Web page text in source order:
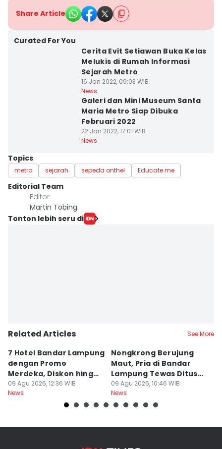
Share Article
Curated For You
Cerita Evit Setiawan Buka Kelas
Melukis di Rumah Informasi
Sejarah Metro
16 Jan 2022, 09:03 WIB
News
Galeri dan Mini Museum Santa
Maria Metro Siap Dibuka
Februari 2022
22 Jan 2022, 17:01 WIB
News
Topics
metro sejarah sepeda onthel Educate me
Editorial Team
Editor
Martin Tobing
Tonton lebih seru di
Related Articles See More
7 Hotel Bandar Lampung
dengan Promo
Merdeka, Diskon hingga
50 Persen
09 Agu 2026, 12:36 WIB
News
Nongkrong Berujung
Maut, Pria di Bandar
Lampung Tewas Ditusuk
Teman
09 Agu 2026, 10:46 WIB
News